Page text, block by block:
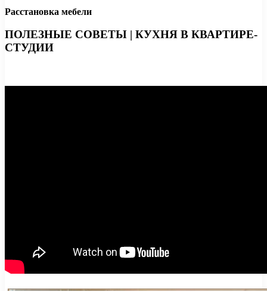
Расстановка мебели
ПОЛЕЗНЫЕ СОВЕТЫ | КУХНЯ В КВАРТИРЕ-
СТУДИИ